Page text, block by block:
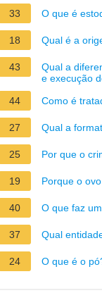
33 O que é
18 Qual é a
43
Qual a
e execução
44
Como é
27 Qual a
25 Por que o
19 Porque o
40 O que faz
37 Qual
24 O que é o